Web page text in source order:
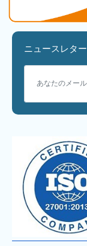
ニュースレタ